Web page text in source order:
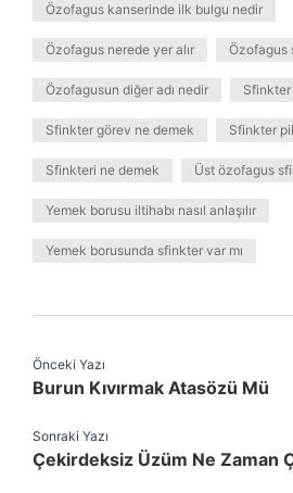
Özofagus kanserinde ilk bulgu nedir
Özofagus nerede yer alır Özofagus
Özofagusun diğer adı nedir
Sfinkter görev ne demek Sfinkter
Sfinkteri ne demek Üst özofagus
Yemek borusu iltihabı nasıl anlaşılır
Yemek borusunda sfinkter var mı
Önceki Yazı
Burun Kıvırmak Atasözü Mü
Sonraki Yazı
Çekirdeksiz Üzüm Ne Zaman